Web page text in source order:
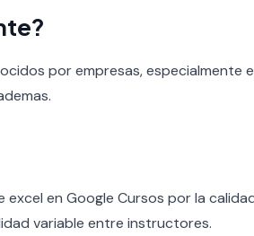
por empresas, especialmente
en Google Cursos por la
variable entre instructores.